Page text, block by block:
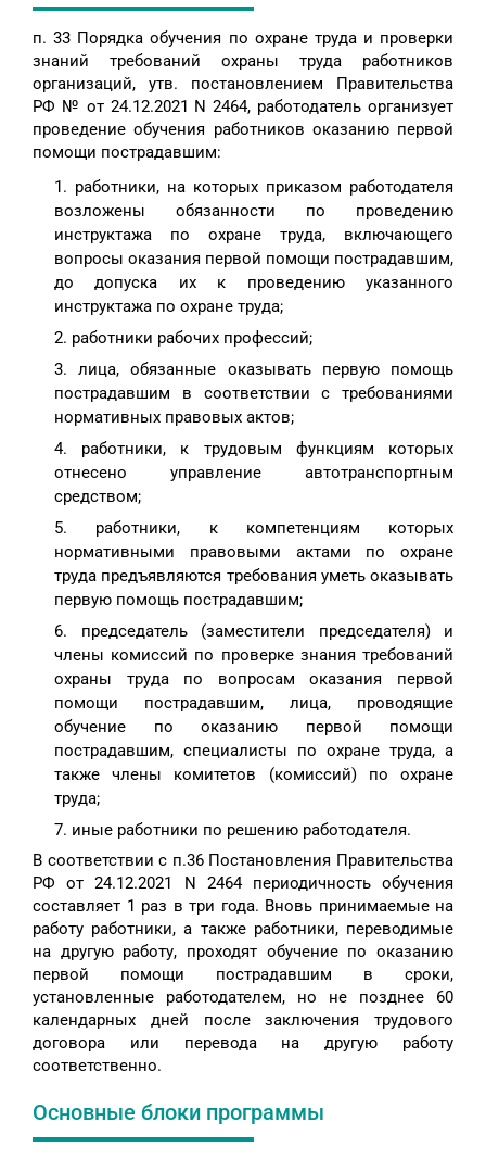
п. 33 Порядка обучения по охране труда и проверки
знаний требований охраны труда работников
организаций, утв. постановлением Правительства
РФ № от 24.12.2021 N 2464, работодатель организует
проведение обучения работников оказанию первой
помощи пострадавшим:
работники, на которых приказом работодателя
возложены обязанности по проведению
инструктажа по охране труда, включающего
вопросы оказания первой помощи пострадавшим,
до допуска их к проведению указанного
инструктажа по охране труда;
работники рабочих профессий;
лица, обязанные оказывать первую помощь
пострадавшим в соответствии с требованиями
нормативных правовых актов;
работники, к трудовым функциям которых
отнесено управление автотранспортным
средством;
работники, к компетенциям которых
нормативными правовыми актами по охране
труда предъявляются требования уметь оказывать
первую помощь пострадавшим;
председатель (заместители председателя) и
члены комиссий по проверке знания требований
охраны труда по вопросам оказания первой
помощи пострадавшим, лица, проводящие
обучение по оказанию первой помощи
пострадавшим, специалисты по охране труда, а
также члены комитетов (комиссий) по охране
труда;
иные работники по решению работодателя.
В соответствии с п.36 Постановления Правительства
РФ от 24.12.2021 N 2464 периодичность обучения
составляет 1 раз в три года. Вновь принимаемые на
работу работники, а также работники, переводимые
на другую работу, проходят обучение по оказанию
первой помощи пострадавшим в сроки,
установленные работодателем, но не позднее 60
календарных дней после заключения трудового
договора или перевода на другую работу
соответственно.
Основные блоки программы